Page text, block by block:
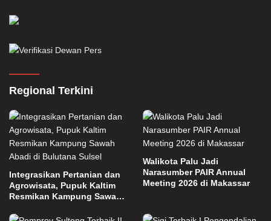
Regional Terkini
Integrasikan Pertanian dan
Agrowisata, Pupuk Kaltim
Resmikan Kampung Sawah
Walikota Palu Jadi
Narasumber PAIR Annual
Meeting 2026 di Makassar